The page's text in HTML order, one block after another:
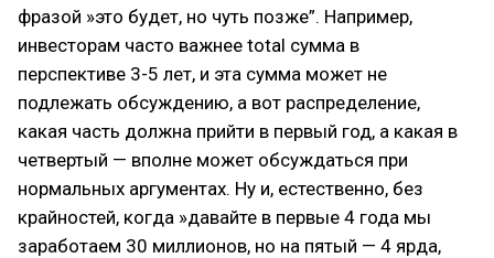
фразой »это будет, но чуть позже”. Например,
инвесторам часто важнее total сумма в
перспективе 3-5 лет, и эта сумма может не
подлежать обсуждению, а вот распределение,
какая часть должна прийти в первый год, а какая в
четвертый — вполне может обсуждаться при
нормальных аргументах. Ну и, естественно, без
крайностей, когда »давайте в первые 4 года мы
заработаем 30 миллионов, но на пятый — 4 ярда,